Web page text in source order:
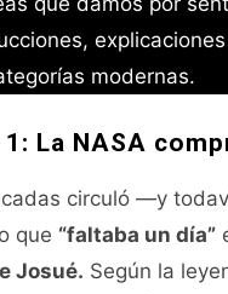
modernas.
1: La NASA
circuló —y
que “faltaba un día”
Josué. Según la